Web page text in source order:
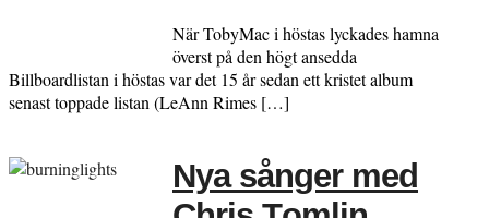
När TobyMac i höstas lyckades hamna
överst på den högt ansedda
Billboardlistan i höstas var det 15 år sedan ett kristet album
senast toppade listan (LeAnn Rimes […]
Nya sånger med